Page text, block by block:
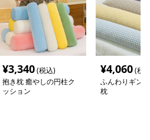
¥3,340(税込)
抱き枕 癒やしの円柱ク
ッション
¥4,060(税
ふんわりギン
枕